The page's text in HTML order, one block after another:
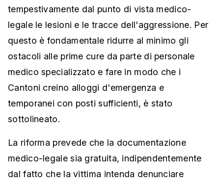
tempestivamente dal punto di vista medico-
legale le lesioni e le tracce dell'aggressione. Per
questo è fondamentale ridurre al minimo gli
ostacoli alle prime cure da parte di personale
medico specializzato e fare in modo che i
Cantoni creino alloggi d'emergenza e
temporanei con posti sufficienti, è stato
sottolineato.
La riforma prevede che la documentazione
medico-legale sia gratuita, indipendentemente
dal fatto che la vittima intenda denunciare